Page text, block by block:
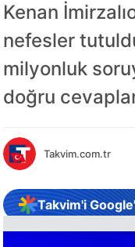
Kenan
nefesler
milyonluk
doğru
Takvim.com.tr
Takvim'i